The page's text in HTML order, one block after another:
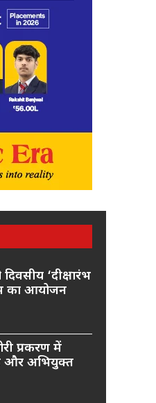
‘दीक्षारंभ
का आयोजन
प्रकरण में
और अभियुक्त